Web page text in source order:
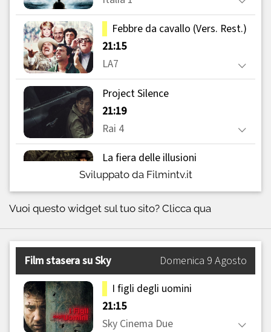
Sviluppato da Filmintv.it
Vuoi questo widget sul tuo sito? Clicca qua